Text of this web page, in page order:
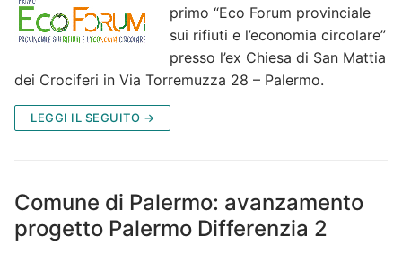
primo “Eco Forum provinciale
sui rifiuti e l’economia circolare”
presso l’ex Chiesa di San Mattia
dei Crociferi in Via Torremuzza 28 – Palermo.
LEGGI IL SEGUITO →
Comune di Palermo: avanzamento
progetto Palermo Differenzia 2